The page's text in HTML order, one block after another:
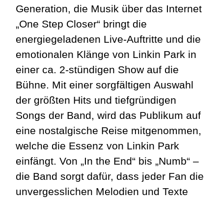
Generation, die Musik über das Internet
„One Step Closer“ bringt die
energiegeladenen Live-Auftritte und die
emotionalen Klänge von Linkin Park in
einer ca. 2-stündigen Show auf die
Bühne. Mit einer sorgfältigen Auswahl
der größten Hits und tiefgründigen
Songs der Band, wird das Publikum auf
eine nostalgische Reise mitgenommen,
welche die Essenz von Linkin Park
einfängt. Von „In the End“ bis „Numb“ –
die Band sorgt dafür, dass jeder Fan die
unvergesslichen Melodien und Texte